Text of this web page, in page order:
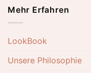
Mehr Erfahren
LookBook
Unsere Philosophie